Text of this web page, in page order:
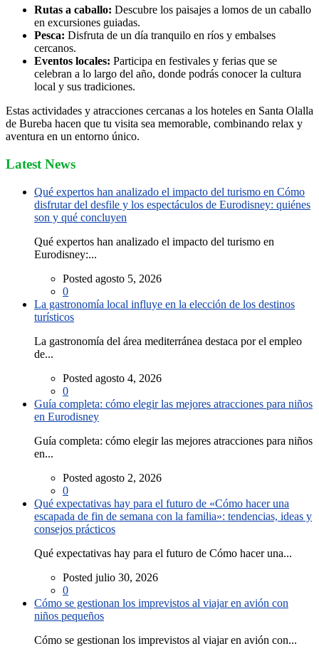
Rutas a caballo: Descubre los paisajes a lomos de un caballo
en excursiones guiadas.
Pesca: Disfruta de un día tranquilo en ríos y embalses
cercanos.
Eventos locales: Participa en festivales y ferias que se
celebran a lo largo del año, donde podrás conocer la cultura
local y sus tradiciones.
Estas actividades y atracciones cercanas a los hoteles en Santa Olalla
de Bureba hacen que tu visita sea memorable, combinando relax y
aventura en un entorno único.
Latest News
Qué expertos han analizado el impacto del turismo en Cómo
disfrutar del desfile y los espectáculos de Eurodisney: quiénes
son y qué concluyen
Qué expertos han analizado el impacto del turismo en
Eurodisney:...
Posted agosto 5, 2026
0
La gastronomía local influye en la elección de los destinos
turísticos
La gastronomía del área mediterránea destaca por el empleo
de...
Posted agosto 4, 2026
0
Guía completa: cómo elegir las mejores atracciones para niños
en Eurodisney
Guía completa: cómo elegir las mejores atracciones para niños
en...
Posted agosto 2, 2026
0
Qué expectativas hay para el futuro de «Cómo hacer una
escapada de fin de semana con la familia»: tendencias, ideas y
consejos prácticos
Qué expectativas hay para el futuro de Cómo hacer una...
Posted julio 30, 2026
0
Cómo se gestionan los imprevistos al viajar en avión con
niños pequeños
Cómo se gestionan los imprevistos al viajar en avión con...